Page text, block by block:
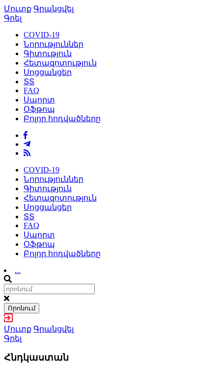
Մուտք Գրանցվել
Գրել
COVID-19
Նորություններ
Գիտություն
Հետազոտություն
Սոցցանցեր
ՏՏ
FAQ
Սպորտ
Օֆթոպ
Բոլոր հոդվածները
COVID-19
Նորություններ
Գիտություն
Հետազոտություն
Սոցցանցեր
ՏՏ
FAQ
Սպորտ
Օֆթոպ
Բոլոր հոդվածները
...
Որոնում
Մուտք Գրանցվել
Գրել
Հնդկաստան